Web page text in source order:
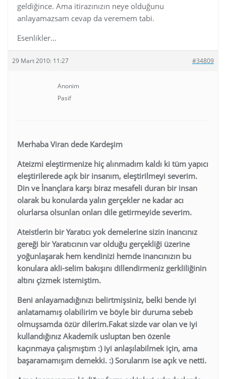
geldiğince. Ama itirazınızın neye olduğunu
anlayamazsam cevap da veremem tabi.
Esenlikler…
29 Mart 2010: 11:27 #34809
Anonim
Pasif
Merhaba Viran dede Kardeşim
Ateizmi eleştirmenize hiç alınmadım kaldı ki tüm yapıcı
eleştirilerede açık bir insanım, eleştirilmeyi severim.
Din ve İnançlara karşı biraz mesafeli duran bir insan
olarak bu konularda yalın gerçekler ne kadar acı
olurlarsa olsunlan onları dile getirmeyide severim.
Ateistlerin bir Yaratıcı yok demelerine sizin inancınız
gereği bir Yaratıcının var olduğu gerçekliği üzerine
yoğunlaşarak hem kendinizi hemde inancınızın bu
konulara akli-selim bakışını dillendirmeniz gerkliliğinin
altını çizmek istemiştim.
Beni anlayamadığınızı belirtmişsiniz, belki bende iyi
anlatamamış olabilirim ve böyle bir duruma sebeb
olmuşsamda özür dilerim.Fakat sizde var olan ve iyi
kullandığınız Akademik usluptan ben özenle
kaçınmaya çalışmıştım :) iyi anlaşılabilmek için, ama
başaramamışım demekki. :) Sorularım ise açık ve netti.